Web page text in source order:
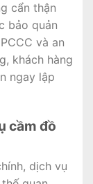
cẩn thận
bảo quản
và an
khách hàng
ngay lập
cầm đồ
dịch vụ